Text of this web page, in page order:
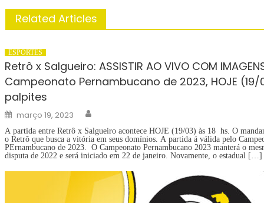
Related Articles
ESPORTES
Retrô x Salgueiro: ASSISTIR AO VIVO COM
Campeonato Pernambucano de 2023, HOJE (19/
palpites
Posted
on
março 19, 2023
A partida entre Retrô x Salgueiro acontece HOJE (19/03) às 18 hs. O
o Retrô que busca a vitória em seus domínios. A partida á válida pelo
PErnambucano de 2023. O Campeonato Pernambucano 2023 manterá o
disputa de 2022 e será iniciado em 22 de janeiro. Novamente, o estadual […]